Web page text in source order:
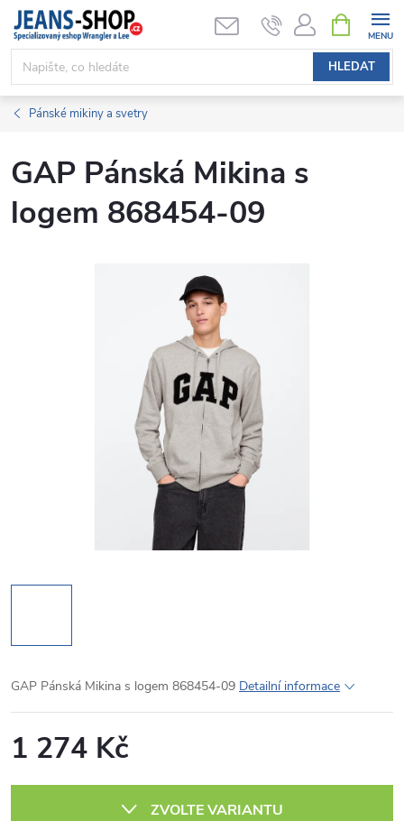
Přejít
obsah
HLEDAT
NÁKUPNÍ
KOŠÍK
Pánské mikiny a svetry
GAP Pánská Mikina s
logem 868454-09
GAP Pánská Mikina s logem 868454-09 Detailní informace
1 274 Kč
ZVOLTE VARIANTU